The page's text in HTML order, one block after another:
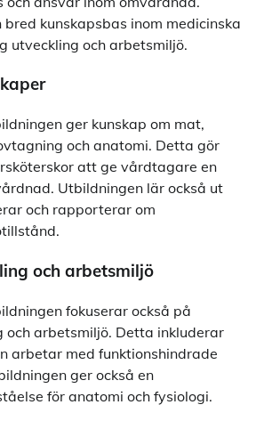
kunskapsbas inom medicinska
utveckling och arbetsmiljö.
ger kunskap om mat,
och anatomi. Detta gör
att ge vårdtagare en
Utbildningen lär också ut
och rapporterar om
och arbetsmiljö
fokuserar också på
och arbetsmiljö. Detta inkluderar
arbetar med funktionshindrade
ger också en
för anatomi och fysiologi.